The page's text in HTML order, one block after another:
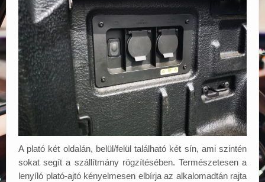
A plató két oldalán, belül/felül található két sín, ami szintén
sokat segít a szállítmány rögzítésében. Természetesen a
lenyíló plató-ajtó kényelmesen elbírja az alkalomadtán rajta